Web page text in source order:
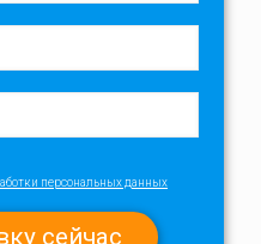
персональных данных